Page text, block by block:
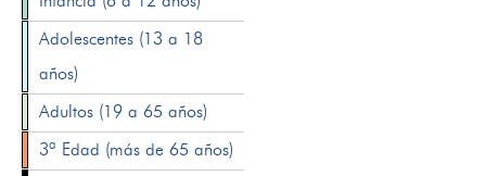
Adolescentes (13 a 18
años)
Adultos (19 a 65 años)
3ª Edad (más de 65 años)